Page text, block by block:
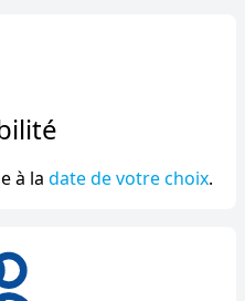
à la date de votre choix.